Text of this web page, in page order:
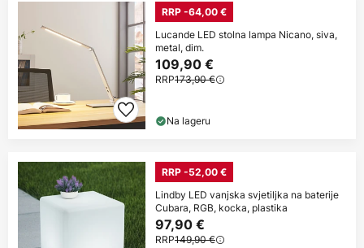
RRP -64,00 €
Lucande LED stolna lampa Nicano, siva,
metal, dim.
109,90 €
RRP173,90 €
Na lageru
RRP -52,00 €
Lindby LED vanjska svjetiljka na baterije
Cubara, RGB, kocka, plastika
97,90 €
RRP149,90 €